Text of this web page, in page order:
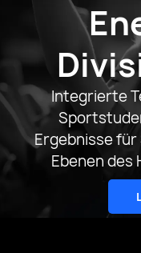
Integrierte
Ergebnisse
Ebenen des